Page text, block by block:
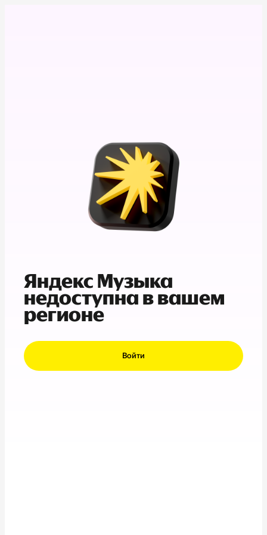
Яндекс Музыка
недоступна в вашем
регионе
Войти